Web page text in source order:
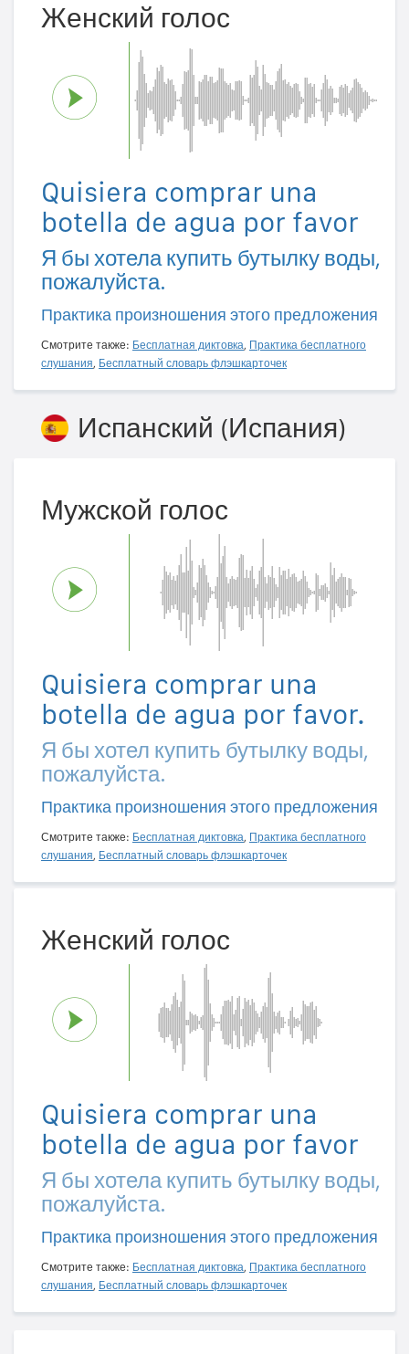
Женский голос
Quisiera comprar una
botella de agua por favor
Я бы хотела купить бутылку воды,
пожалуйста.
Практика произношения этого предложения
Смотрите также: Бесплатная диктовка, Практика бесплатного
слушания, Бесплатный словарь флэшкарточек
Испанский (Испания)
Мужской голос
Quisiera comprar una
botella de agua por favor.
Я бы хотел купить бутылку воды,
пожалуйста.
Практика произношения этого предложения
Смотрите также: Бесплатная диктовка, Практика бесплатного
слушания, Бесплатный словарь флэшкарточек
Женский голос
Quisiera comprar una
botella de agua por favor
Я бы хотела купить бутылку воды,
пожалуйста.
Практика произношения этого предложения
Смотрите также: Бесплатная диктовка, Практика бесплатного
слушания, Бесплатный словарь флэшкарточек